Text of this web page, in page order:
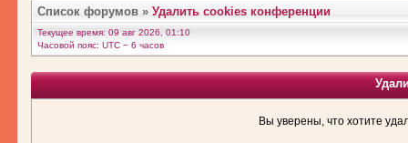
Список форумов » Удалить cookies конференции
Текущее время: 09 авг 2026, 01:10
Часовой пояс: UTC − 6 часов
Вы уверены, что хотите